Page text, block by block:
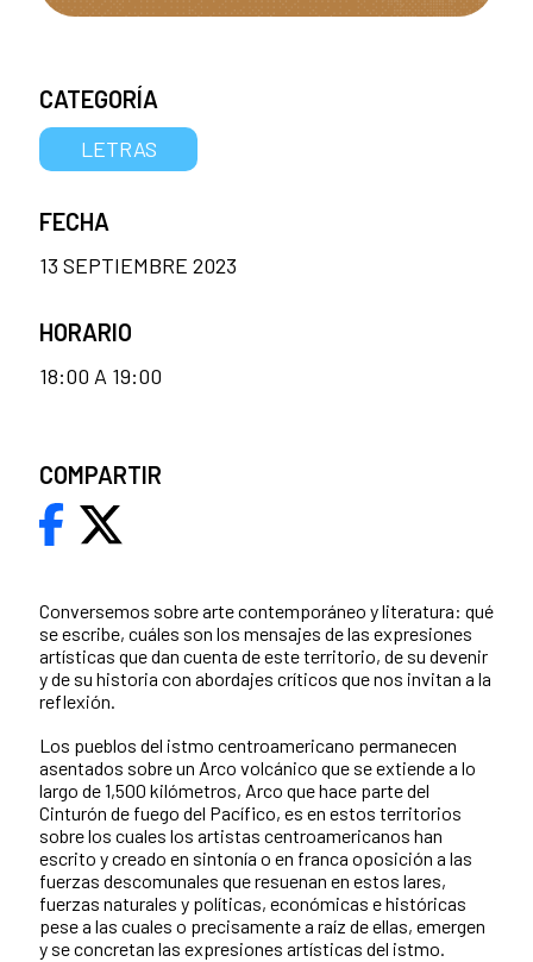
Conversemos sobre arte contemporáneo y literatura: qué
se escribe, cuáles son los mensajes de las expresiones
artísticas que dan cuenta de este territorio, de su devenir
y de su historia con abordajes críticos que nos invitan a la
reflexión.
Los pueblos del istmo centroamericano permanecen
asentados sobre un Arco volcánico que se extiende a lo
largo de 1,500 kilómetros, Arco que hace parte del
Cinturón de fuego del Pacífico, es en estos territorios
sobre los cuales los artistas centroamericanos han
escrito y creado en sintonía o en franca oposición a las
fuerzas descomunales que resuenan en estos lares,
fuerzas naturales y políticas, económicas e históricas
pese a las cuales o precisamente a raíz de ellas, emergen
y se concretan las expresiones artísticas del istmo.
CATEGORÍA
LETRAS
FECHA
13 SEPTIEMBRE 2023
HORARIO
18:00 A 19:00
COMPARTIR